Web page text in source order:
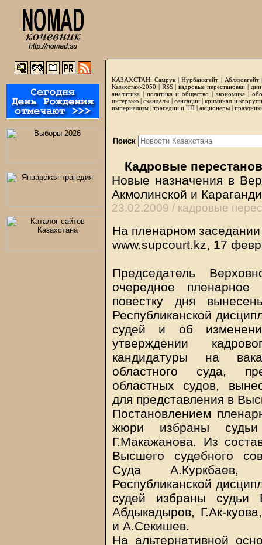
КАЗАХСТАН: Самрук |Нурбанкгейт | Аблязовгейт
Казахстан-2050 | RSS|кадровые перестановки|
аналитика | политика и общество | экономика |
интервью |скандалы | сенсации|криминал и
империализм | трагедии и ЧП | акционеры |
Поиск
Кадровые
Новые назначения в
Акмолинской и
23.02.2009 / кадровые
На пленарном
www.supcourt.kz, 17
Председатель
очередное
повестку дня
Республиканской
судей и об
утверждении
кандидатуры на
областного суда,
областных судов,
для представления в
Постановлением
жюри избраны судьи
Г.Макажанова. Из
Высшего судебного
Суда А.Куркбаев,
Республиканской
судей избраны судьи
Абдыкадыров, Г.Ак-
и А.Секишев.
На альтернативной